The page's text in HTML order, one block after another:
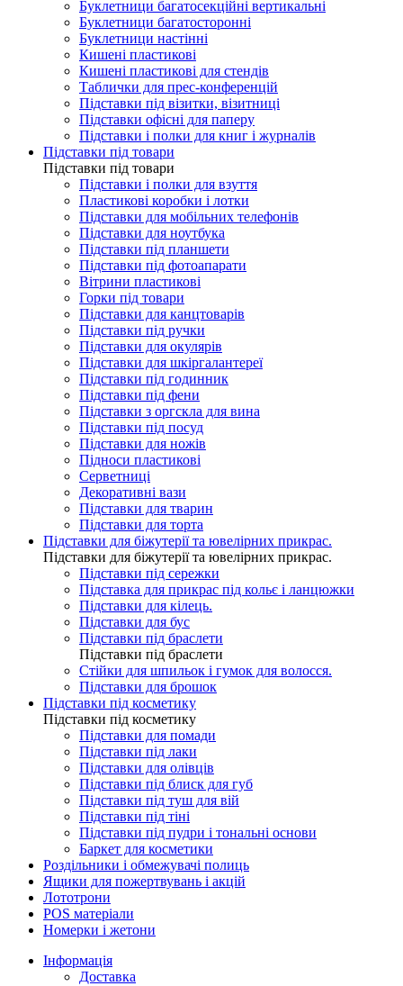
Буклетници багатосекційні вертикальні
Буклетници багатосторонні
Буклетници настінні
Кишені пластикові
Кишені пластикові для стендів
Таблички для прес-конференцій
Підставки під візитки, візитниці
Підставки офісні для паперу
Підставки і полки для книг і журналів
Підставки під товари
Підставки під товари
Підставки і полки для взуття
Пластикові коробки і лотки
Підставки для мобільних телефонів
Підставки для ноутбука
Підставки під планшети
Підставки під фотоапарати
Вітрини пластикові
Горки під товари
Підставки для канцтоварів
Підставки під ручки
Підставки для окулярів
Підставки для шкіргалантереї
Підставки під годинник
Підставки під фени
Підставки з оргскла для вина
Підставки під посуд
Підставки для ножів
Підноси пластикові
Серветниці
Декоративні вази
Підставки для тварин
Підставки для торта
Підставки для біжутерії та ювелірниx прикрас.
Підставки для біжутерії та ювелірниx прикрас.
Підставки під сережки
Підставка для прикрас під кольє і ланцюжки
Підставки для кілець.
Підставки для бус
Підставки під браслети
Підставки під браслети
Стійки для шпильок і гумок для волосся.
Підставки для брошок
Підставки під косметику
Підставки під косметику
Підставки для помади
Підставки під лаки
Підставки для олівців
Підставки під блиск для губ
Підставки під туш для вій
Підставки під тіні
Підставки під пудри і тональні основи
Баркет для косметики
Роздільники і обмежувачі полиць
Ящики для пожертвувань і акцій
Лототрони
POS матеріали
Номерки і жетони
Інформація
Доставка